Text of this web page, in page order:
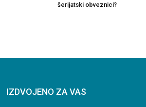
šerijatski obveznici?
IZDVOJENO ZA VAS